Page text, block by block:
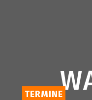
TERMINE